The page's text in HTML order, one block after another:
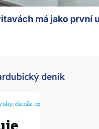
má jako první
deník